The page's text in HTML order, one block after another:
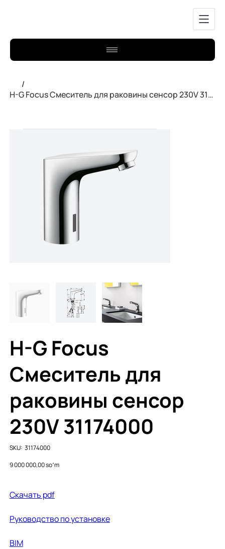
/
H-G Focus Смеситель для раковины сенсор 230V 31174000
H-G Focus
Смеситель для
раковины сенсор
230V 31174000
SKU: SKU
31174000
31174000
Price
9 000 000,00 soʻm
Скачать pdf
Руководство по установке
BIM